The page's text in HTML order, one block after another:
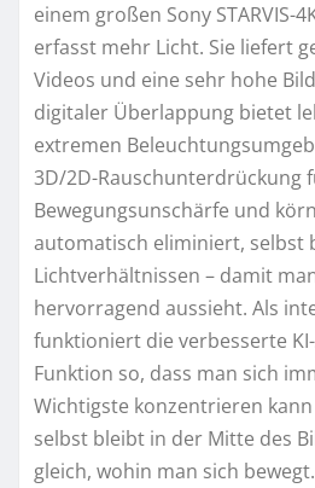
einem großen Sony STARVIS-
erfasst mehr Licht. Sie liefert
Videos und eine sehr hohe
digitaler Überlappung bietet
extremen
3D/2D-Rauschunterdrückung
Bewegungsunschärfe und
automatisch eliminiert, selbst
Lichtverhältnissen – damit
hervorragend aussieht. Als
funktioniert die verbesserte
Funktion so, dass man sich
Wichtigste konzentrieren
selbst bleibt in der Mitte des
gleich, wohin man sich